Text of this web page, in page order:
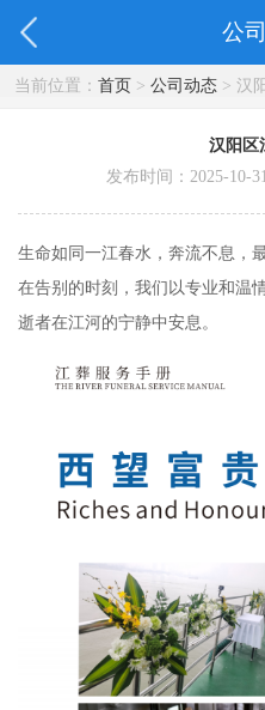
公
当前位置： 首页> 公司动态> 汉
汉阳区
发布时间：2025-
生命如同一江春水，奔流不息，
在告别的时刻，我们以专业和温
逝者在江河的宁静中安息。